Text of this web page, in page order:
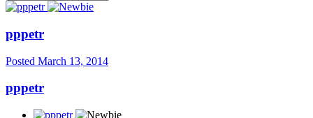
pppetr
Posted March 13, 2014
pppetr